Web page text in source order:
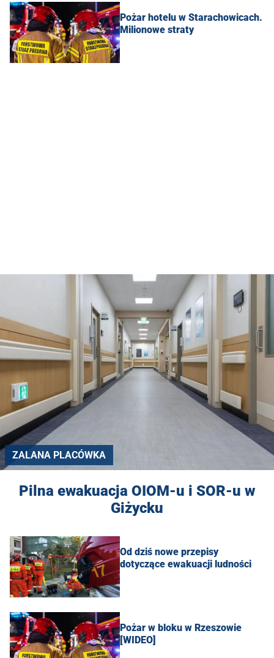
Pożar hotelu w Starachowicach.
Milionowe straty
ZALANA PLACÓWKA
Pilna ewakuacja OIOM-u i SOR-u w
Giżycku
Od dziś nowe przepisy
dotyczące ewakuacji ludności
Pożar w bloku w Rzeszowie
[WIDEO]